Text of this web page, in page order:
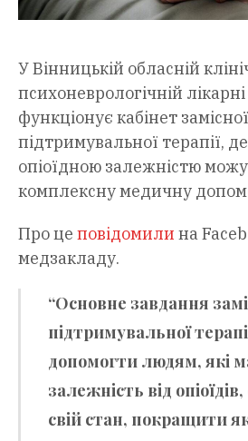
У Вінницькій обласній
психоневрологічній
функціонує кабінет замісної
підтримувальної терапії,
опіоїдною залежністю
комплексну медичну
Про це повідомили на
медзакладу.
“Основне завдання
підтримувальної
допомогти людям, які
залежність від
свій стан, покращити